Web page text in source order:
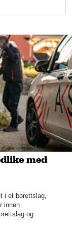
tjenestene
Thomas
et naturlig
Selskapet
til politiet,
og
til
med
i et borettslag,
innen
og